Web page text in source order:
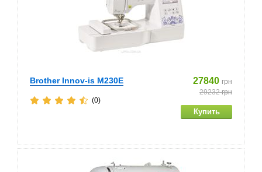
Brother Innov-is M230E 27840 грн
29232грн
(0)